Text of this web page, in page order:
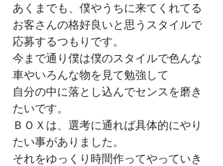
あくまでも、僕やうちに来てくれてる
お客さんの格好良いと思うスタイルで
応募するつもりです。
今まで通り僕は僕のスタイルで色んな
車やいろんな物を見て勉強して
自分の中に落とし込んでセンスを磨き
たいです。
ＢＯＸは、選考に通れば具体的にやり
たい事がありました。
それをゆっくり時間作ってやっていき